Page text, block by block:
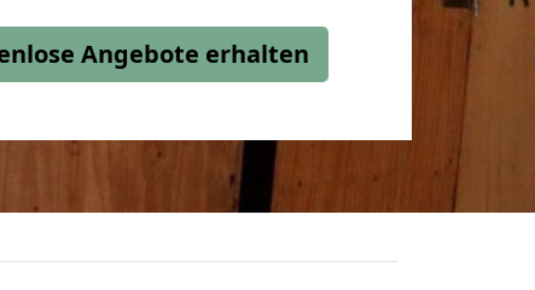
Angebote erhalten